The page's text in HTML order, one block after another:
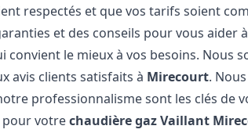
respectés et que vos tarifs soient
et des conseils pour vous aider
convient le mieux à vos besoins. Nous
avis clients satisfaits à Mirecourt.
professionnalisme sont les clés de
pour votrechaudière gaz Vaillant